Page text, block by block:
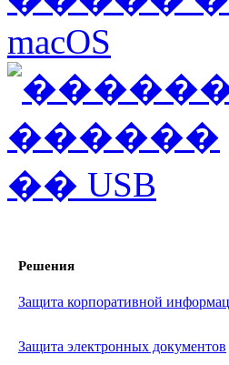
Решения
Защита корпоративной
Защита электронных документов